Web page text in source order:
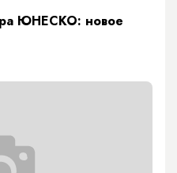
ЮНЕСКО: новое